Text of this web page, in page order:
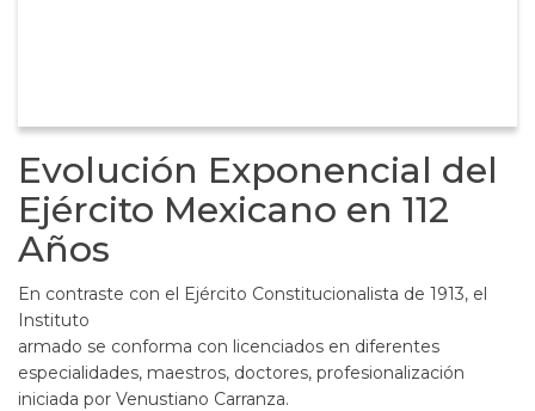
Evolución Exponencial del
Ejército Mexicano en 112
Años
En contraste con el Ejército Constitucionalista de 1913, el
Instituto
armado se conforma con licenciados en diferentes
especialidades, maestros, doctores, profesionalización
iniciada por Venustiano Carranza.